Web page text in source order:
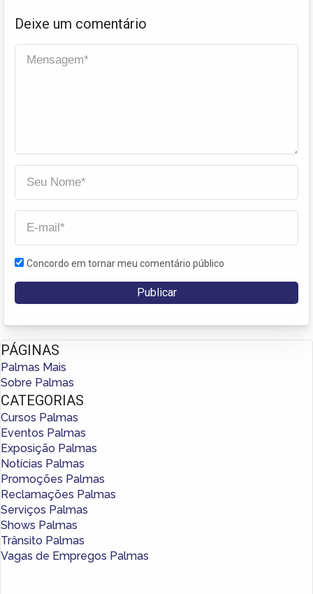
Deixe um comentário
Concordo em tornar meu comentário público
PÁGINAS
Palmas Mais
Sobre Palmas
CATEGORIAS
Cursos Palmas
Eventos Palmas
Exposição Palmas
Notícias Palmas
Promoções Palmas
Reclamações Palmas
Serviços Palmas
Shows Palmas
Trânsito Palmas
Vagas de Empregos Palmas